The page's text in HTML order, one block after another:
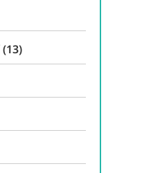
(13)